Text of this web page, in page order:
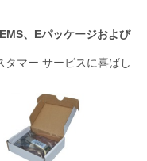
、Eパッケージおよび
タマー サービスに喜ばし